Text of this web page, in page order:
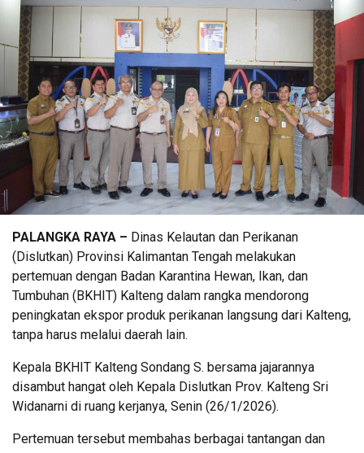
PALANGKA RAYA – Dinas Kelautan dan Perikanan
(Dislutkan) Provinsi Kalimantan Tengah melakukan
pertemuan dengan Badan Karantina Hewan, Ikan, dan
Tumbuhan (BKHIT) Kalteng dalam rangka mendorong
peningkatan ekspor produk perikanan langsung dari Kalteng,
tanpa harus melalui daerah lain.
Kepala BKHIT Kalteng Sondang S. bersama jajarannya
disambut hangat oleh Kepala Dislutkan Prov. Kalteng Sri
Widanarni di ruang kerjanya, Senin (26/1/2026).
Pertemuan tersebut membahas berbagai tantangan dan